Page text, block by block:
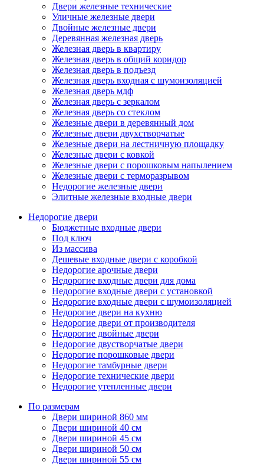
Двери железные технические
Уличные железные двери
Двойные железные двери
Деревянная железная дверь
Железная дверь в квартиру
Железная дверь в общий коридор
Железная дверь в подъезд
Железная дверь входная с шумоизоляцией
Железная дверь мдф
Железная дверь с зеркалом
Железная дверь со стеклом
Железные двери в деревянный дом
Железные двери двухстворчатые
Железные двери на лестничную площадку
Железные двери с ковкой
Железные двери с порошковым напылением
Железные двери с терморазрывом
Недорогие железные двери
Элитные железные входные двери
Недорогие двери
Бюджетные входные двери
Под ключ
Из массива
Дешевые входные двери с коробкой
Недорогие арочные двери
Недорогие входные двери для дома
Недорогие входные двери с установкой
Недорогие входные двери с шумоизоляцией
Недорогие двери на кухню
Недорогие двери от производителя
Недорогие двойные двери
Недорогие двустворчатые двери
Недорогие порошковые двери
Недорогие тамбурные двери
Недорогие технические двери
Недорогие утепленные двери
По размерам
Двери шириной 860 мм
Двери шириной 40 см
Двери шириной 45 см
Двери шириной 50 см
Двери шириной 55 см